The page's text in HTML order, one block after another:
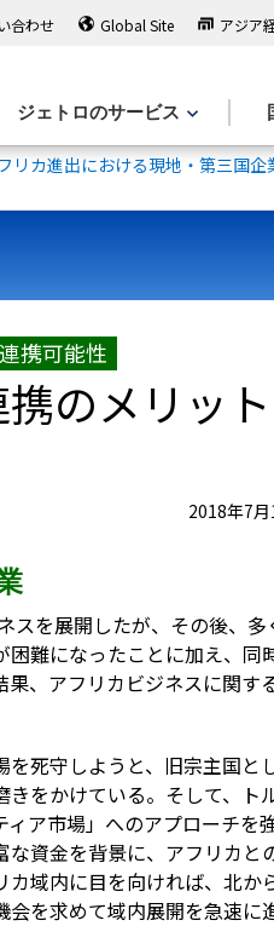
合わせ Global Site アジア
ジェトロのサービス
リカ進出における現地・第三国企
携可能性
のメリット
2018年7月
スを展開したが、その後、多
難になったことに加え、同
、アフリカビジネスに関す
死守しようと、旧宗主国と
をかけている。そして、ト
ア市場」へのアプローチを
資金を背景に、アフリカと
域内に目を向ければ、北か
を求めて域内展開を急速に